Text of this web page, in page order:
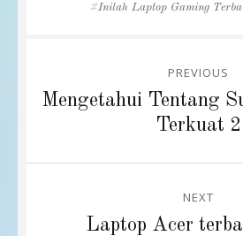
Tags
Inilah Laptop Gaming
navigation
PREVIOUS
Previous
Mengetahui Tentang
Terkuat 2
NEXT
Laptop Acer